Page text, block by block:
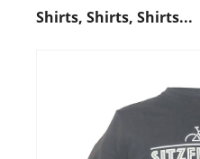
Shirts, Shirts, Shirts...